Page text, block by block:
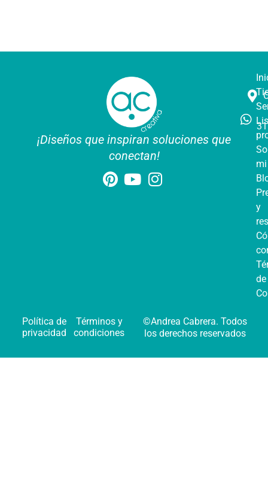
¡Diseños que inspiran soluciones que
conectan!
mi
y
Política de
privacidad
Términos y
condiciones
©Andrea Cabrera. Todos
los derechos reservados